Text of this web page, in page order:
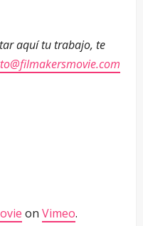
aquí tu trabajo, te
on Vimeo.